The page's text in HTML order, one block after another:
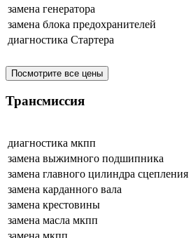
замена генератора
замена блока предохранителей
диагностика Стартера
Посмотрите все цены
Трансмиссия
диагностика мкпп
замена выжимного подшипника
замена главного цилиндра сцепления
замена карданного вала
замена крестовины
замена масла мкпп